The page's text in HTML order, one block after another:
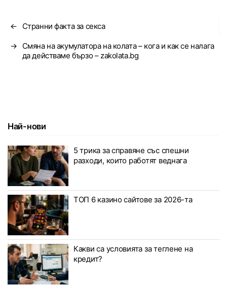
← Странни факта за секса
→
Смяна на акумулатора на колата – кога и как се налага
да действаме бързо – zakolata.bg
Най-нови
5 трика за справяне със спешни
разходи, които работят веднага
ТОП 6 казино сайтове за 2026-та
Какви са условията за теглене на
кредит?